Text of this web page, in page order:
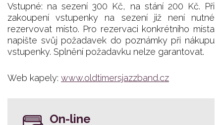
Vstupné: na sezení 300 Kč, na stání 200 Kč. Při
zakoupení vstupenky na sezení již není nutné
rezervovat místo. Pro rezervaci konkrétního místa
napište svůj požadavek do poznámky při nákupu
vstupenky. Splnění požadavku nelze garantovat.
Web kapely: www.oldtimersjazzband.cz
On-line